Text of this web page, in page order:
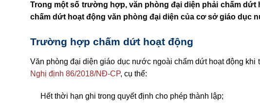
Trong một số trường hợp, văn phòng đại diện phải chấm
chấm dứt hoạt động văn phòng đại diện của cơ sở giáo dục
Trường hợp chấm dứt hoạt động
Văn phòng đại diện giáo dục nước ngoài chấm dứt hoạt động
Nghị định 86/2018/NĐ-CP, cụ thể:
Hết thời hạn ghi trong quyết định cho phép thành lập;